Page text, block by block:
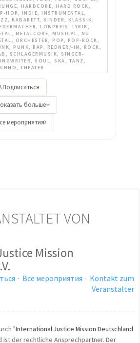
HARDCORE, HARD ROCK,
HOP, INDIE, INSTRUMENTAL,
KABARETT, KINDER, KLASSIK,
LOBPREIS, LYRIK,
METALCORE, MUSICAL, NU
ORCHESTER, POP, POP-ROCK,
PUNK, RAP, REDNER/-IN, ROCK,
SCHLAGERMUSIK, SINGER-
SOUL, SKA, TANZ,
THEATER
Подписаться
больше
мероприятия
VON
Mission
· Все мероприятия · Kontakt zum
Veranstalter
"International Justice Mission Deutschland
ist der rechtliche Ansprechpartner. Der